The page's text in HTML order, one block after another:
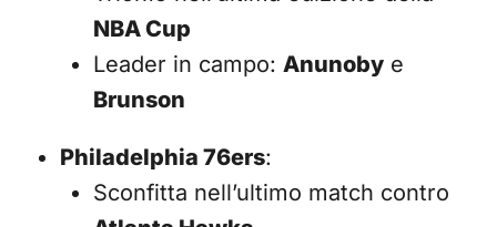
NBA Cup
Leader in campo: Anunoby e
Brunson
Philadelphia 76ers:
Sconfitta nell’ultimo match contro